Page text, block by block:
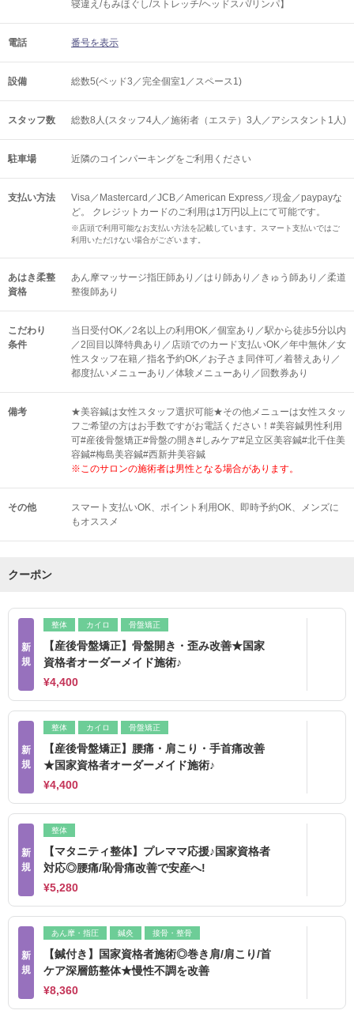
寝違え/もみほぐし/ストレッチ/ヘッドスパ/リンパ】
電話 番号を表示
設備 総数5(ベッド3／完全個室1／スペース1)
スタッフ数 総数8人(スタッフ4人／施術者（エステ）3人／アシスタント1人)
駐車場 近隣のコインパーキングをご利用ください
支払い方法
Visa／Mastercard／JCB／American Express／現金／paypayな
ど。 クレジットカードのご利用は1万円以上にて可能です。
※店頭で利用可能なお支払い方法を記載しています。スマート支払いではご
利用いただけない場合がございます。
あはき柔整
資格
あん摩マッサージ指圧師あり／はり師あり／きゅう師あり／柔道
整復師あり
こだわり
条件
当日受付OK／2名以上の利用OK／個室あり／駅から徒歩5分以内
／2回目以降特典あり／店頭でのカード支払いOK／年中無休／女
性スタッフ在籍／指名予約OK／お子さま同伴可／着替えあり／
都度払いメニューあり／体験メニューあり／回数券あり
備考
★美容鍼は女性スタッフ選択可能★その他メニューは女性スタッ
フご希望の方はお手数ですがお電話ください！#美容鍼男性利用
可#産後骨盤矯正#骨盤の開き#しみケア#足立区美容鍼#北千住美
容鍼#梅島美容鍼#西新井美容鍼
※このサロンの施術者は男性となる場合があります。
その他 スマート支払いOK ポイント利用OK 即時予約OK
メンズに
もオススメ
クーポン
新
規
整体 カイロ 骨盤矯正
【産後骨盤矯正】骨盤開き・歪み改善★国家
資格者オーダーメイド施術♪
¥4,400
新
規
整体 カイロ 骨盤矯正
【産後骨盤矯正】腰痛・肩こり・手首痛改善
★国家資格者オーダーメイド施術♪
¥4,400
新
規
整体
【マタニティ整体】プレママ応援♪国家資格者
対応◎腰痛/恥骨痛改善で安産へ!
¥5,280
新
規
あん摩・指圧 鍼灸 接骨・整骨
【鍼付き】国家資格者施術◎巻き肩/肩こり/首
ケア深層筋整体★慢性不調を改善
¥8,360